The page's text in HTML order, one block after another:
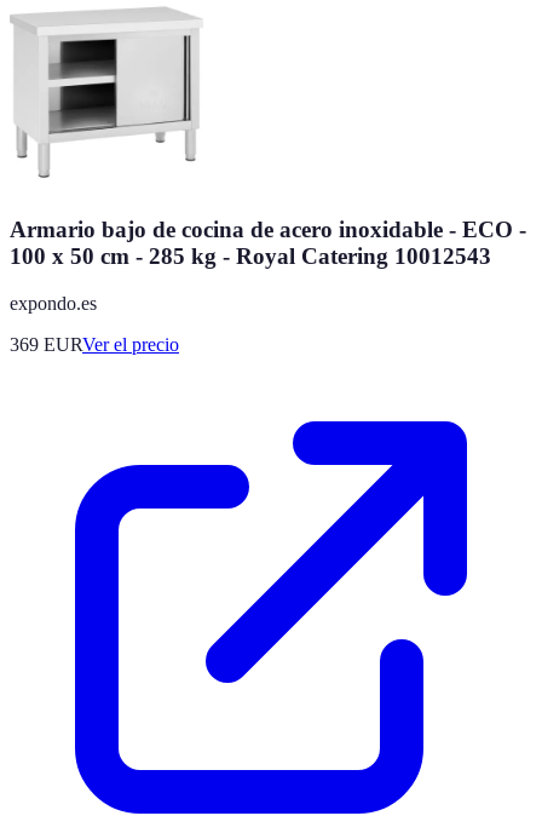
Armario bajo de cocina de acero inoxidable - ECO -
100 x 50 cm - 285 kg - Royal Catering 10012543
expondo.es
369 EURVer el precio